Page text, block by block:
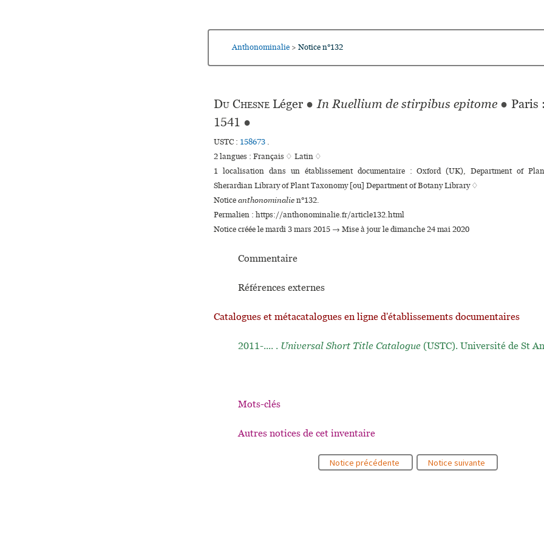
Anthonominalie > Notice n°132
Du Chesne Léger ● In Ruellium de stirpibus epitome ● Paris
1541 ●
USTC : 158673 .
2 langues : Français ♢ Latin ♢
1 localisation dans un établissement documentaire : Oxford (UK), Department of
Sherardian Library of Plant Taxonomy [ou] Department of Botany Library ♢
Noticeanthonominalien°132.
Permalien : https://anthonominalie.fr/article132.html
Notice créée le mardi 3 mars 2015 → Mise à jour le dimanche 24 mai 2020
Commentaire
Références externes
Catalogues et métacatalogues en ligne d'établissements documentaires
2011-.... . Universal Short Title Catalogue (USTC). Université de St
Mots-clés
Autres notices de cet inventaire
Notice précédente Notice suivante